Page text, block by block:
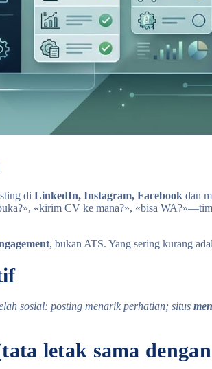
di LinkedIn, Instagram, Facebook dan
«kirim CV ke mana?», «bisa
, bukan ATS. Yang sering kurang
sosial: posting menarik perhatian; situs
letak sama